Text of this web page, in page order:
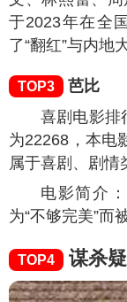
于2023年在全
了“翻红”与内地
TOP3 芭比
喜剧电影排
为22268 ，本电
属于喜剧、剧情
电影简介
为“不够完美”而
TOP4 谋杀